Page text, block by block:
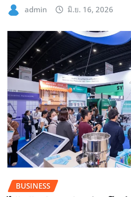
admin มิ.ย. 16, 2026
BUSINESS